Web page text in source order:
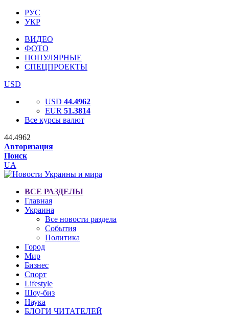
РУС
УКР
ВИДЕО
ФОТО
ПОПУЛЯРНЫЕ
СПЕЦПРОЕКТЫ
USD
USD 44.4962
EUR 51.3814
Все курсы валют
44.4962
Авторизация
Поиск
UA
ВСЕ РАЗДЕЛЫ
Главная
Украина
Все новости раздела
События
Политика
Город
Мир
Бизнес
Спорт
Lifestyle
Шоу-биз
Наука
БЛОГИ ЧИТАТЕЛЕЙ